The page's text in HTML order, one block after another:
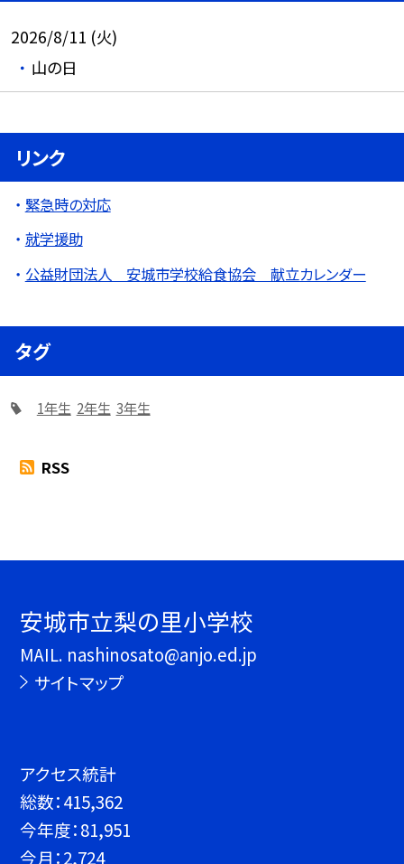
2026/8/11 (火)
山の日
リンク
緊急時の対応
就学援助
公益財団法人 安城市学校給食協会 献立カレンダー
タグ
1年生 2年生 3年生
RSS
安城市立梨の里小学校
MAIL. nashinosato@anjo.ed.jp
サイトマップ
アクセス統計
総数：415,362
今年度：81,951
今月：2,724